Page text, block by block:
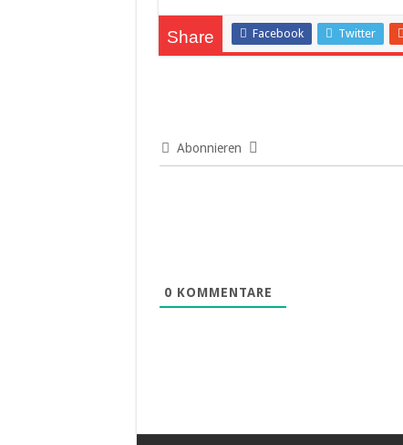
Share Facebook Twitter
Abonnieren
0 KOMMENTARE